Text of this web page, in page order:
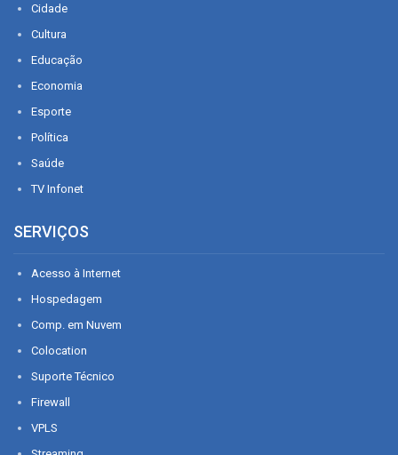
Cidade
Cultura
Educação
Economia
Esporte
Política
Saúde
TV Infonet
SERVIÇOS
Acesso à Internet
Hospedagem
Comp. em Nuvem
Colocation
Suporte Técnico
Firewall
VPLS